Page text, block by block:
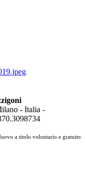
- Italia -
a titolo volontario e gratuito